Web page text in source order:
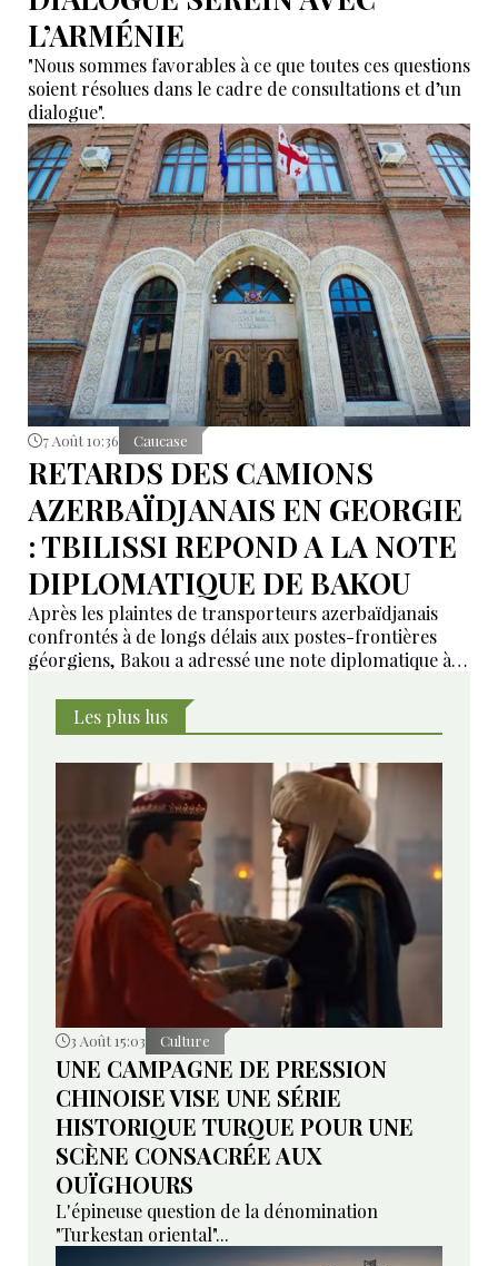
L’ARMÉNIE
"Nous sommes favorables à ce que toutes ces questions
soient résolues dans le cadre de consultations et d’un
dialogue".
7 Août 10:36 Caucase
RETARDS DES CAMIONS
AZERBAÏDJANAIS EN GEORGIE
: TBILISSI REPOND A LA NOTE
DIPLOMATIQUE DE BAKOU
Après les plaintes de transporteurs azerbaïdjanais
confrontés à de longs délais aux postes-frontières
géorgiens, Bakou a adressé une note diplomatique à
affirme avoir transmis la demande aux autorités
compétentes et annoncé des mesures pour examiner
Les plus lus
3 Août 15:03 Culture
UNE CAMPAGNE DE PRESSION
CHINOISE VISE UNE SÉRIE
HISTORIQUE TURQUE POUR UNE
SCÈNE CONSACRÉE AUX
OUÏGHOURS
L'épineuse question de la dénomination
"Turkestan oriental"...